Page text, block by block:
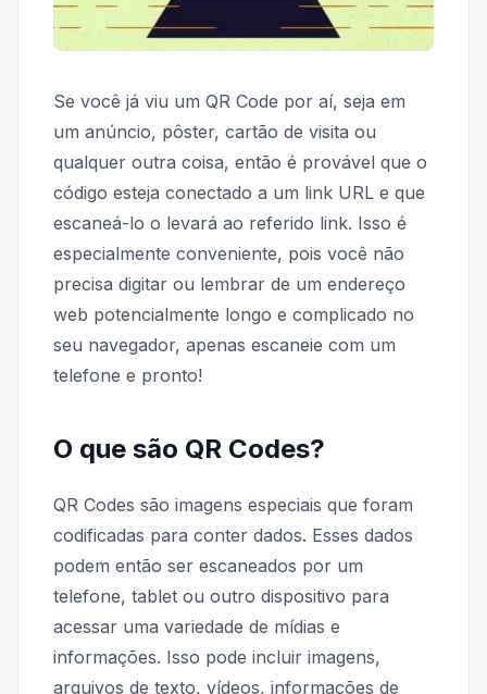
Se você já viu um QR Code por aí, seja em
um anúncio, pôster, cartão de visita ou
qualquer outra coisa, então é provável que o
código esteja conectado a um link URL e que
escaneá-lo o levará ao referido link. Isso é
especialmente conveniente, pois você não
precisa digitar ou lembrar de um endereço
web potencialmente longo e complicado no
seu navegador, apenas escaneie com um
telefone e pronto!
O que são QR Codes?
QR Codes são imagens especiais que foram
codificadas para conter dados. Esses dados
podem então ser escaneados por um
telefone, tablet ou outro dispositivo para
acessar uma variedade de mídias e
informações. Isso pode incluir imagens,
arquivos de texto, vídeos, informações de